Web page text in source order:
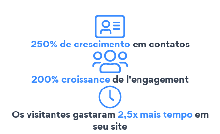
250% de crescimentoem contatos
200% croissancede l'engagement
Os visitantes gastaram2,5x mais tempoem
seu site